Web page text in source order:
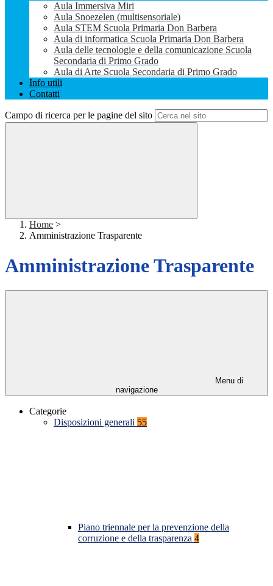
Aula Immersiva Miri
Aula Snoezelen (multisensoriale)
Aula STEM Scuola Primaria Don Barbera
Aula di informatica Scuola Primaria Don Barbera
Aula delle tecnologie e della comunicazione Scuola
Secondaria di Primo Grado
Aula di Arte Scuola Secondaria di Primo Grado
Info utili
Contatti
Campo di ricerca per le pagine del sito
Home >
Amministrazione Trasparente
Amministrazione Trasparente
Menu di
navigazione
Categorie
Disposizioni generali 55
Piano triennale per la prevenzione della
corruzione e della trasparenza 4